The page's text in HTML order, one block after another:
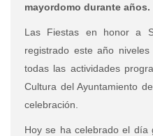
mayordomo durante años.
Las Fiestas en honor a
registrado este año
todas las actividades
Cultura del Ayuntamiento
celebración.
Hoy se ha celebrado el día